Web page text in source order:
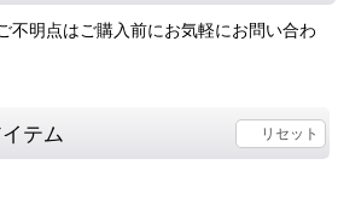
不明点はご購入前にお気軽にお問い合わ
テム リセット